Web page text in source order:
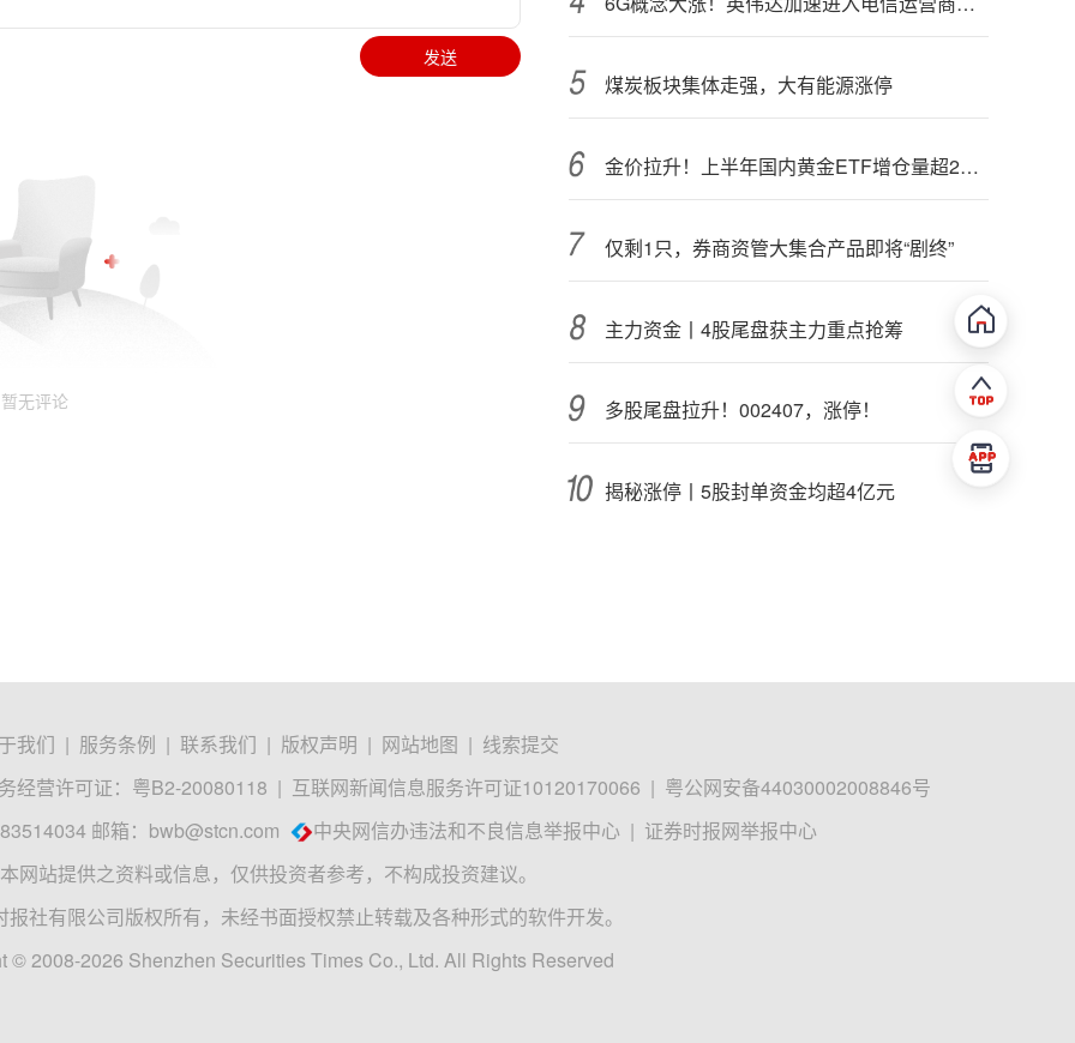
发送
暂无评论
煤炭板块集体走强，大有能源涨停
金价拉升！上半年国内黄金ETF增仓量超28吨
仅剩1只，券商资管大集合产品即将“剧终”
主力资金丨4股尾盘获主力重点抢筹
多股尾盘拉升！002407，涨停！
揭秘涨停丨5股封单资金均超4亿元
我们 | 服务条例 | 联系我们 | 版权声明 | 网站地图 | 线索提交
经营许可证：粤B2-20080118 | 互联网新闻信息服务许可证10120170066 | 粤公网安备44030002008846号
邮箱： bwb@stcn.com 中央网信办违法和不良信息举报中心 | 证券时报网举报中心
本网站提供之资料或信息，仅供投资者参考，不构成投资建议。
报社有限公司版权所有，未经书面授权禁止转载及各种形式的软件开发。
© 2008-2026 Shenzhen Securities Times Co., Ltd. All Rights Reserved